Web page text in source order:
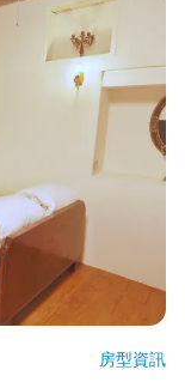
房型資訊